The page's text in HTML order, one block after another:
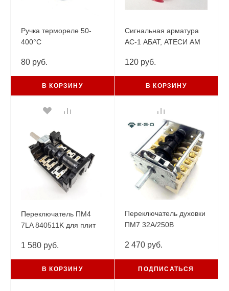
Ручка термореле 50-
400°С
80 руб.
В КОРЗИНУ
Сигнальная арматура
AC-1 АБАТ, АТЕСИ АМ
120 руб.
В КОРЗИНУ
Переключатель ПМ4
7LA 840511K для плит
Abat
1 580 руб.
В КОРЗИНУ
Переключатель духовки
ПМ7 32А/250В
2 470 руб.
ПОДПИСАТЬСЯ